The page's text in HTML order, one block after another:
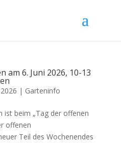
am 6. Juni 2026, 10-13
| Garteninfo
ist beim „Tag der offenen
offenen
Teil des Wochenendes